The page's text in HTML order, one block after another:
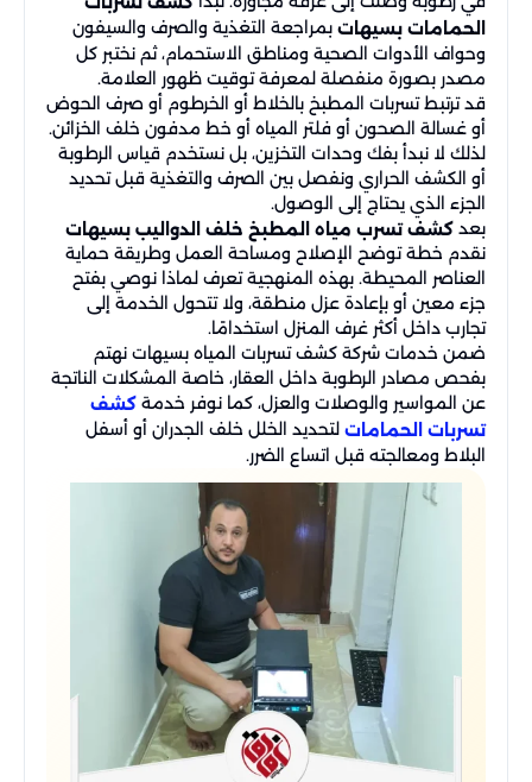
الحمامات بسيهات بمراجعة التغذية والصرف والسيفون
وحواف الأدوات الصحية ومناطق الاستحمام، ثم نختبر كل
مصدر بصورة منفصلة لمعرفة توقيت ظهور العلامة.
قد ترتبط تسربات المطبخ بالخلاط أو الخرطوم أو صرف الحوض
أو غسالة الصحون أو فلتر المياه أو خط مدفون خلف الخزائن.
لذلك لا نبدأ بفك وحدات التخزين، بل نستخدم قياس الرطوبة
أو الكشف الحراري ونفصل بين الصرف والتغذية قبل تحديد
الجزء الذي يحتاج إلى الوصول.
بعد كشف تسرب مياه المطبخ خلف الدواليب بسيهات
نقدم خطة توضح الإصلاح ومساحة العمل وطريقة حماية
العناصر المحيطة. بهذه المنهجية تعرف لماذا نوصي بفتح
جزء معين أو بإعادة عزل منطقة، ولا تتحول الخدمة إلى
تجارب داخل أكثر غرف المنزل استخدامًا.
ضمن خدمات شركة كشف تسربات المياه بسيهات نهتم
بفحص مصادر الرطوبة داخل العقار، خاصة المشكلات الناتجة
عن المواسير والوصلات والعزل، كما نوفر خدمة كشف
تسربات الحمامات لتحديد الخلل خلف الجدران أو أسفل
البلاط ومعالجته قبل اتساع الضرر.